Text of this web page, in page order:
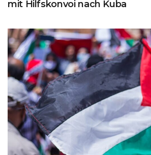
mit Hilfskonvoi nach Kuba